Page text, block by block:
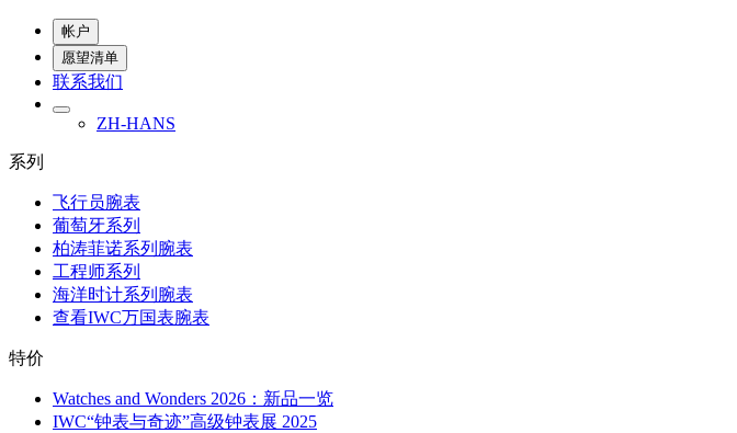
帐户
愿望清单
联系我们
ZH-HANS
系列
飞行员腕表
葡萄牙系列
柏涛菲诺系列腕表
工程师系列
海洋时计系列腕表
查看IWC万国表腕表
特价
Watches and Wonders 2026：新品一览
IWC“钟表与奇迹”高级钟表展 2025